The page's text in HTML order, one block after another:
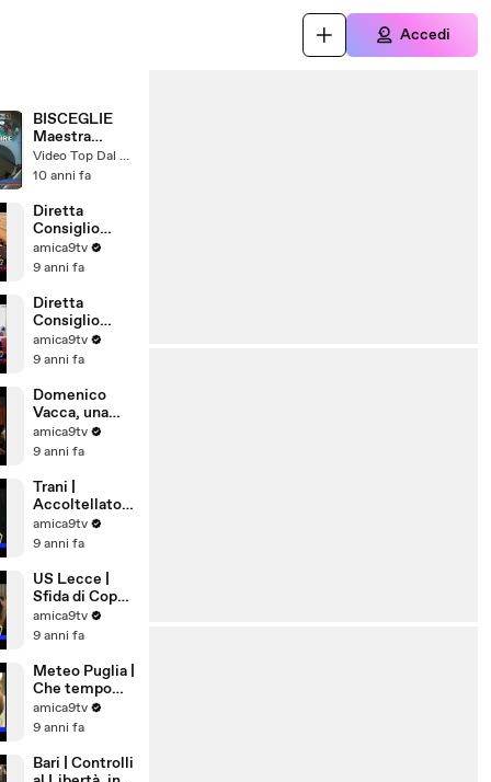
Accedi
BISCEGLIE
Maestra
picchia i
piccoli
Video Top Dal Web
10 anni fa
Diretta
Consiglio
Comunale di
Barletta del
amica9tv
9 anni fa
Diretta
Consiglio
Comunale di
Barletta del
amica9tv
9 anni fa
Domenico
Vacca, una
storia tutta
pugliese
amica9tv
9 anni fa
Trani |
Accoltellato
28enne in Via
Ognissanti
amica9tv
9 anni fa
US Lecce |
Sfida di Coppa
a Pordenone
amica9tv
9 anni fa
Meteo Puglia |
Che tempo
farà a
Ferragosto
amica9tv
9 anni fa
Bari | Controlli